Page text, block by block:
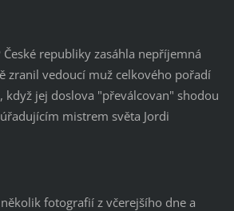
České republiky zasáhla nepříjemná
zranil vedoucí muž celkového pořadí
když jej doslova "převálcovan" shodou
mistrem světa Jordi
fotografií z včerejšího dne a